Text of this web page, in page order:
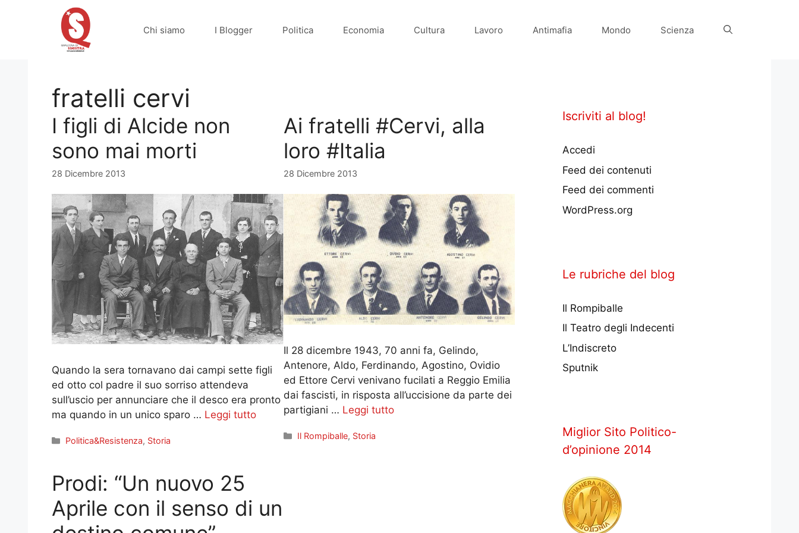
Chi siamo I Blogger Politica Economia Cultura Lavoro Antimafia Mondo Scienza
fratelli cervi
I figli di Alcide non
sono mai morti
28 Dicembre 2013
Quando la sera tornavano dai campi sette figli
ed otto col padre il suo sorriso attendeva
sull’uscio per annunciare che il desco era pronto
ma quando in un unico sparo … Leggi tutto
Categorie
Politica&Resistenza, Storia
Ai fratelli #Cervi, alla
loro #Italia
28 Dicembre 2013
Il 28 dicembre 1943, 70 anni fa, Gelindo,
Antenore, Aldo, Ferdinando, Agostino, Ovidio
ed Ettore Cervi venivano fucilati a Reggio Emilia
dai fascisti, in risposta all’uccisione da parte dei
partigiani … Leggi tutto
Categorie
Il Rompiballe, Storia
Prodi: “Un nuovo 25
Aprile con il senso di un
Iscriviti al blog!
Accedi
Feed dei contenuti
Feed dei commenti
WordPress.org
Le rubriche del blog
Il Rompiballe
Il Teatro degli Indecenti
L’Indiscreto
Sputnik
Miglior Sito Politico-
d’opinione 2014